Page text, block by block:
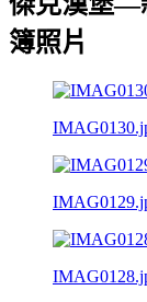
簿照片